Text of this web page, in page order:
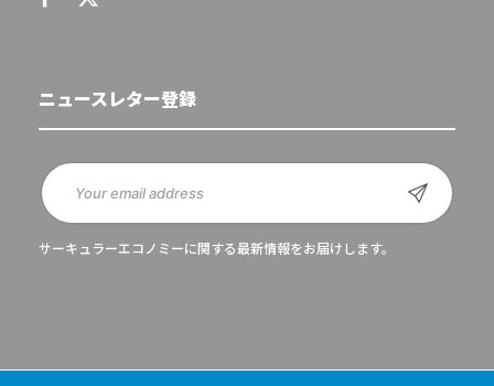
ニュースレター登録
サーキュラーエコノミーに関する最新情報をお届けします。